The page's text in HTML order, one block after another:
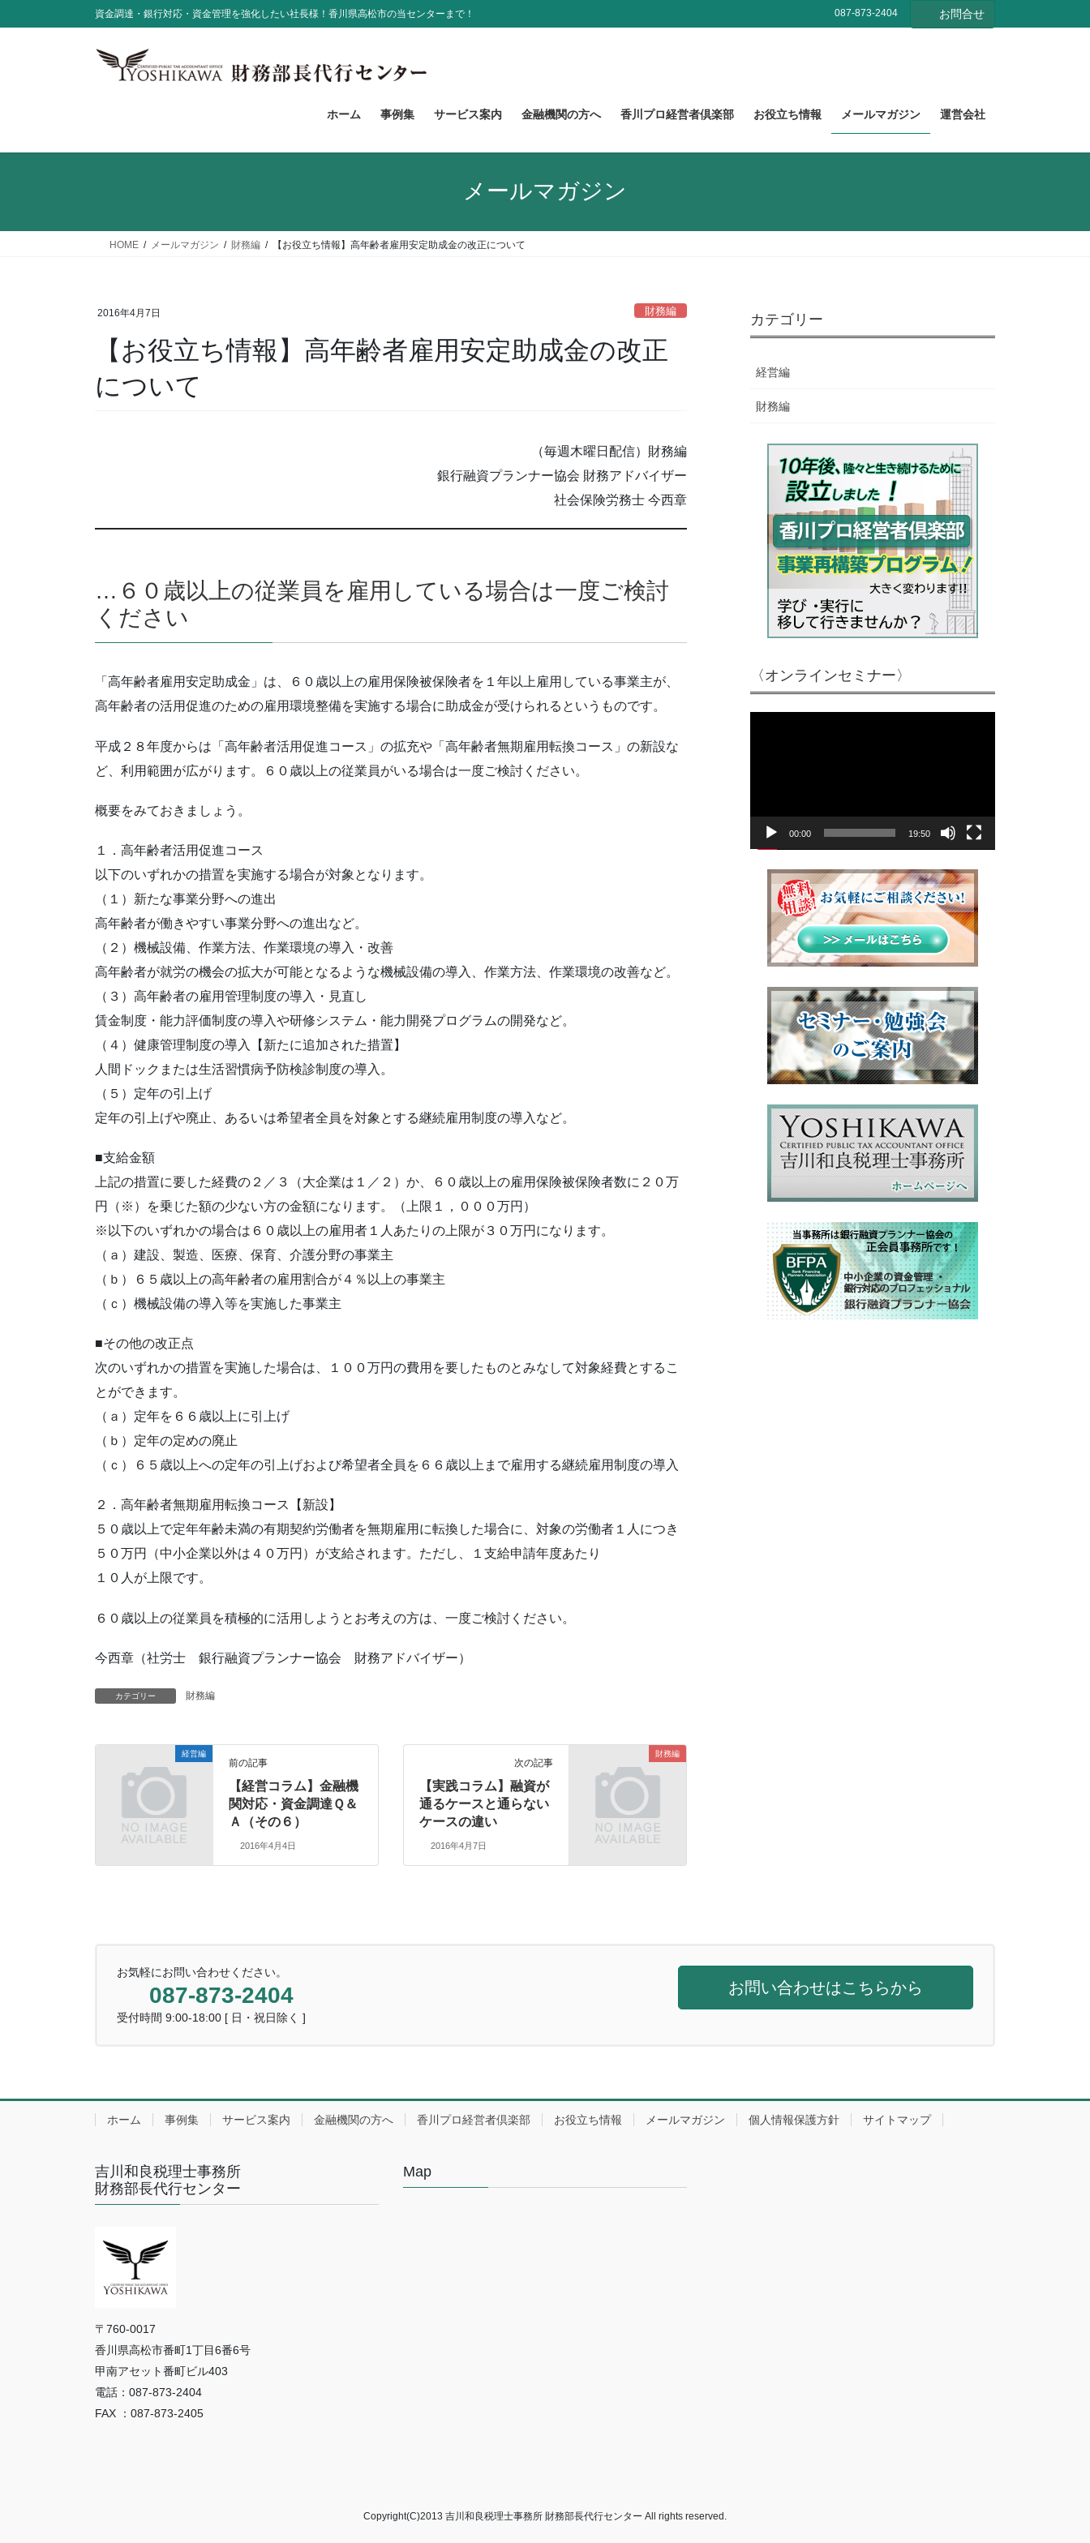
ン
ビ
資金調達・銀行対応・資金管理を強化したい社長様！香川県高松市の当センターまで！ 087-873-2404 お問合せ
ホーム 事例集 サービス案内 金融機関の方へ 香川プロ経営者倶楽部 お役立ち情報 メールマガジン 運営会社
メールマガジン
HOME メールマガジン 財務編 【お役立ち情報】高年齢者雇用安定助成金の改正について
2016年4月7日 財務編
【お役立ち情報】高年齢者雇用安定助成金の改正
について
（毎週木曜日配信）財務編
銀行融資プランナー協会 財務アドバイザー
社会保険労務士 今西章
…６０歳以上の従業員を雇用している場合は一度ご検討
ください
「高年齢者雇用安定助成金」は、６０歳以上の雇用保険被保険者を１年以上雇用している事業主が、
高年齢者の活用促進のための雇用環境整備を実施する場合に助成金が受けられるというものです。
平成２８年度からは「高年齢者活用促進コース」の拡充や「高年齢者無期雇用転換コース」の新設な
ど、利用範囲が広がります。６０歳以上の従業員がいる場合は一度ご検討ください。
概要をみておきましょう。
１．高年齢者活用促進コース
以下のいずれかの措置を実施する場合が対象となります。
（１）新たな事業分野への進出
高年齢者が働きやすい事業分野への進出など。
（２）機械設備、作業方法、作業環境の導入・改善
高年齢者が就労の機会の拡大が可能となるような機械設備の導入、作業方法、作業環境の改善など。
（３）高年齢者の雇用管理制度の導入・見直し
賃金制度・能力評価制度の導入や研修システム・能力開発プログラムの開発など。
（４）健康管理制度の導入【新たに追加された措置】
人間ドックまたは生活習慣病予防検診制度の導入。
（５）定年の引上げ
定年の引上げや廃止、あるいは希望者全員を対象とする継続雇用制度の導入など。
■支給金額
上記の措置に要した経費の２／３（大企業は１／２）か、６０歳以上の雇用保険被保険者数に２０万
円（※）を乗じた額の少ない方の金額になります。（上限１，０００万円）
※以下のいずれかの場合は６０歳以上の雇用者１人あたりの上限が３０万円になります。
（ａ）建設、製造、医療、保育、介護分野の事業主
（ｂ）６５歳以上の高年齢者の雇用割合が４％以上の事業主
（ｃ）機械設備の導入等を実施した事業主
■その他の改正点
次のいずれかの措置を実施した場合は、１００万円の費用を要したものとみなして対象経費とするこ
とができます。
（ａ）定年を６６歳以上に引上げ
（ｂ）定年の定めの廃止
（ｃ）６５歳以上への定年の引上げおよび希望者全員を６６歳以上まで雇用する継続雇用制度の導入
２．高年齢者無期雇用転換コース【新設】
５０歳以上で定年年齢未満の有期契約労働者を無期雇用に転換した場合に、対象の労働者１人につき
５０万円（中小企業以外は４０万円）が支給されます。ただし、１支給申請年度あたり
１０人が上限です。
６０歳以上の従業員を積極的に活用しようとお考えの方は、一度ご検討ください。
今西章（社労士 銀行融資プランナー協会 財務アドバイザー）
カテゴリー 財務編
経営編
前の記事
【経営コラム】金融機
関対応・資金調達Ｑ＆
Ａ（その６）
2016年4月4日
財務編
次の記事
【実践コラム】融資が
通るケースと通らない
ケースの違い
2016年4月7日
カテゴリー
経営編
財務編
〈オンラインセミナー〉
ヤ
00:00 19:50
お気軽にお問い合わせください。
087-873-2404
受付時間 9:00-18:00 [ 日・祝日除く ]
お問い合わせはこちらから
ホーム 事例集 サービス案内 金融機関の方へ 香川プロ経営者倶楽部 お役立ち情報 メールマガジン 個人情報保護方針 サイトマップ
吉川和良税理士事務所
財務部長代行センター
〒760-0017
香川県高松市番町1丁目6番6号
甲南アセット番町ビル403
電話：087-873-2404
FAX ：087-873-2405
Map
Copyright(C)2013 吉川和良税理士事務所 財務部長代行センター All rights reserved.